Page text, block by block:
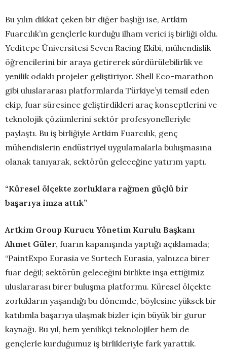
Bu yılın dikkat çeken bir diğer başlığı ise, Artkim
Fuarcılık’ın gençlerle kurduğu ilham verici iş birliği oldu.
Yeditepe Üniversitesi Seven Racing Ekibi, mühendislik
öğrencilerini bir araya getirerek sürdürülebilirlik ve
yenilik odaklı projeler geliştiriyor. Shell Eco-marathon
gibi uluslararası platformlarda Türkiye’yi temsil eden
ekip, fuar süresince geliştirdikleri araç konseptlerini ve
teknolojik çözümlerini sektör profesyonelleriyle
paylaştı. Bu iş birliğiyle Artkim Fuarcılık, genç
mühendislerin endüstriyel uygulamalarla buluşmasına
olanak tanıyarak, sektörün geleceğine yatırım yaptı.
“Küresel ölçekte zorluklara rağmen güçlü bir
başarıya imza attık”
Artkim Group Kurucu Yönetim Kurulu Başkanı
Ahmet Güler, fuarın kapanışında yaptığı açıklamada;
“PaintExpo Eurasia ve Surtech Eurasia, yalnızca birer
fuar değil; sektörün geleceğini birlikte inşa ettiğimiz
uluslararası birer buluşma platformu. Küresel ölçekte
zorlukların yaşandığı bu dönemde, böylesine yüksek bir
katılımla başarıya ulaşmak bizler için büyük bir gurur
kaynağı. Bu yıl, hem yenilikçi teknolojiler hem de
gençlerle kurduğumuz iş birlikleriyle fark yarattık.